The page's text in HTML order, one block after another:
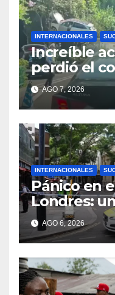
INTERNACIONALES
Increíble
perdió el
terminó
árbol
AGO 7, 2026
INTERNACIONALES
Pánico en
Londres:
hirió con
hombres
AGO 6, 2026